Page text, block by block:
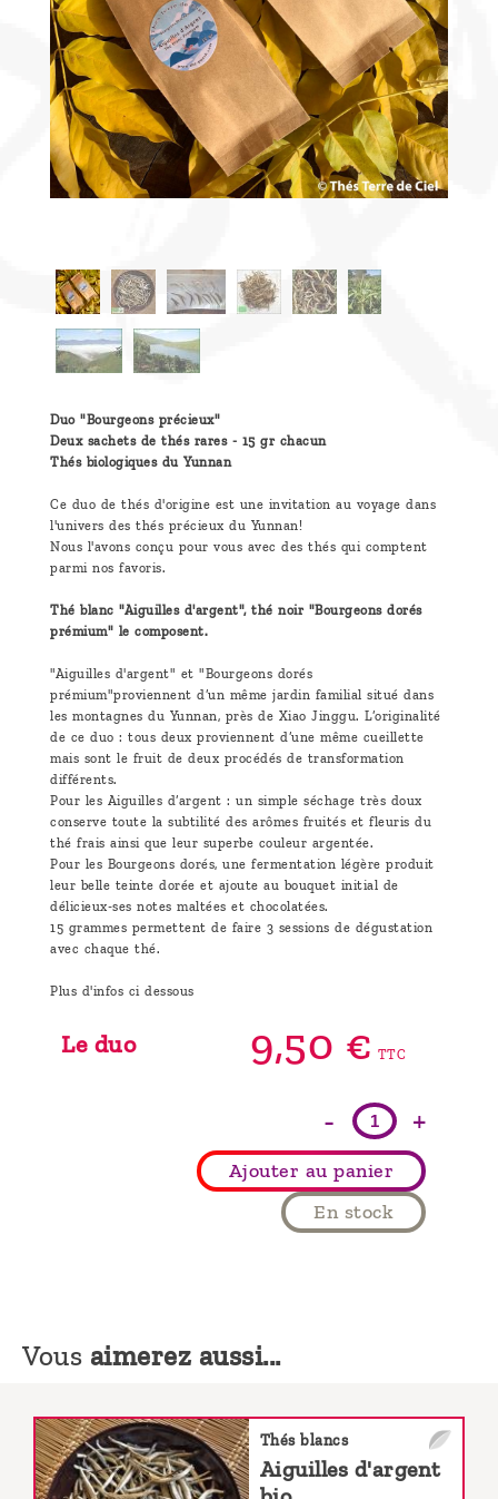
Contactez-
nous !
Duo "Bourgeons précieux"
Deux sachets de thés rares - 15 gr chacun
Thés biologiques du Yunnan
Ce duo de thés d'origine est une invitation au voyage dans
l'univers des thés précieux du Yunnan!
Nous l'avons conçu pour vous avec des thés qui comptent
parmi nos favoris.
Thé blanc "Aiguilles d'argent", thé noir "Bourgeons dorés
prémium" le composent.
"Aiguilles d'argent" et "Bourgeons dorés
prémium"proviennent d’un même jardin familial situé dans
les montagnes du Yunnan, près de Xiao Jinggu. L’originalité
de ce duo : tous deux proviennent d’une même cueillette
mais sont le fruit de deux procédés de transformation
différents.
Pour les Aiguilles d’argent : un simple séchage très doux
conserve toute la subtilité des arômes fruités et fleuris du
thé frais ainsi que leur superbe couleur argentée.
Pour les Bourgeons dorés, une fermentation légère produit
leur belle teinte dorée et ajoute au bouquet initial de
délicieux-ses notes maltées et chocolatées.
15 grammes permettent de faire 3 sessions de dégustation
avec chaque thé.
Plus d'infos ci dessous
Le duo 9,50 € TTC
- +
Ajouter au panier
En stock
Vous aimerez aussi...
Thés blancs
Aiguilles d'argent